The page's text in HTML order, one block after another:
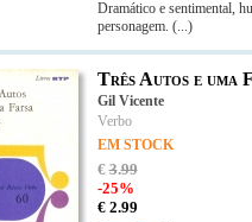
Dramático e sentimental,
personagem. (...)
Três Autos e uma
Gil Vicente
Verbo
EM STOCK
€3.99
-25%
€ 2.99